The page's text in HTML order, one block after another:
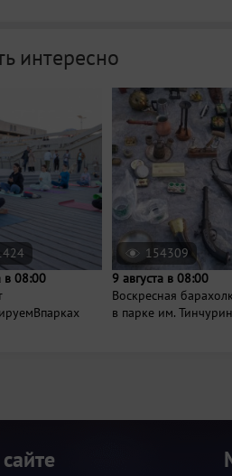
интересно
в 08:00
154309
9 августа в 08:00
Воскресная
в парке им.